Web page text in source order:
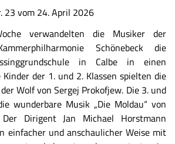
23 vom 24. April 2026
verwandelten die Musiker der
Schönebeck die
in Calbe in einen
Kinder der 1. und 2. Klassen spielten die
Wolf von Sergej Prokofjew. Die 3. und
wunderbare Musik „Die Moldau“ von
Dirigent Jan Michael Horstmann
einfacher und anschaulicher Weise mit